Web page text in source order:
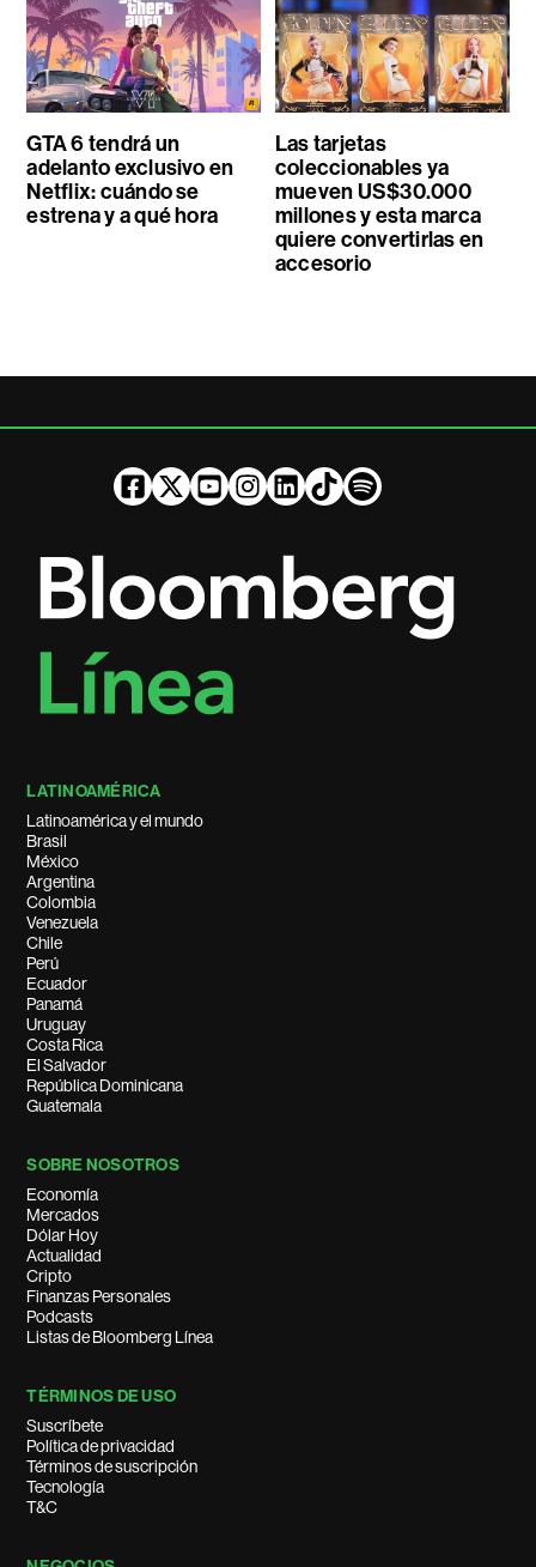
GTA 6 tendrá un
adelanto exclusivo en
Netflix: cuándo se
estrena y a qué hora
Las tarjetas
coleccionables ya
mueven US$30.000
millones y esta marca
quiere convertirlas en
accesorio
LATINOAMÉRICA
Latinoamérica y el mundo
Brasil
México
Argentina
Colombia
Venezuela
Chile
Perú
Ecuador
Panamá
Uruguay
Costa Rica
El Salvador
República Dominicana
Guatemala
SOBRE NOSOTROS
Economía
Mercados
Dólar Hoy
Actualidad
Cripto
Finanzas Personales
Podcasts
Listas de Bloomberg Línea
TÉRMINOS DE USO
Suscríbete
Política de privacidad
Términos de suscripción
Tecnología
T&C